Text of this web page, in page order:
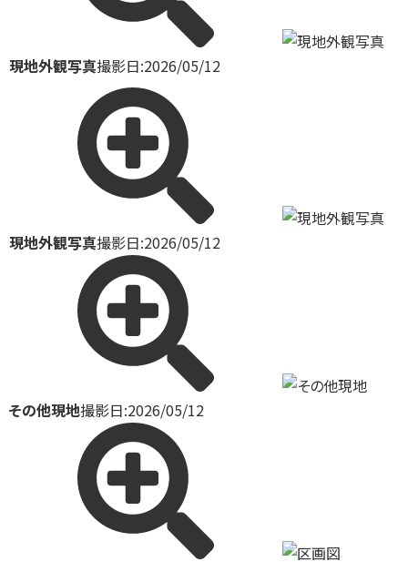
現地外観写真撮影日:2026/05/12
現地外観写真撮影日:2026/05/12
その他現地撮影日:2026/05/12